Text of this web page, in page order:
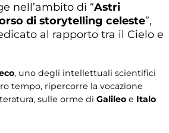
nell’ambito di “Astri
di storytelling celeste”,
al rapporto tra il Cielo e
, uno degli intellettuali scientifici
tempo, ripercorre la vocazione
sulle orme di Galileo e Italo